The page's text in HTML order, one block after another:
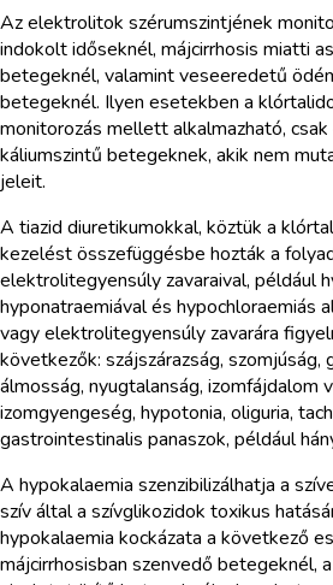
Az elektrolitok szérumszintjének
indokolt időseknél, májcirrhosis miatti
betegeknél, valamint veseeredetű
betegeknél. Ilyen esetekben a
monitorozás mellett alkalmazható,
káliumszintű betegeknek, akik nem
jeleit.
A tiazid diuretikumokkal, köztük a
kezelést összefüggésbe hozták a
elektrolitegyensúly zavaraival, például
hyponatraemiával és hypochloraemiás
vagy elektrolitegyensúly zavarára
következők: szájszárazság,
álmosság, nyugtalanság, izomfájdalom
izomgyengeség, hypotonia, oliguria,
gastrointestinalis panaszok, például
A hypokalaemia szenzibilizálhatja a
szív által a szívglikozidok toxikus
hypokalaemia kockázata a következő
májcirrhosisban szenvedő betegeknél,